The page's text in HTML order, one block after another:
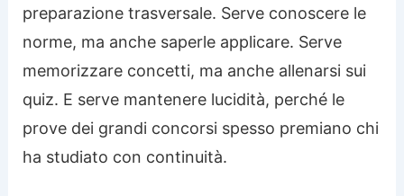
preparazione trasversale. Serve conoscere le
norme, ma anche saperle applicare. Serve
memorizzare concetti, ma anche allenarsi sui
quiz. E serve mantenere lucidità, perché le
prove dei grandi concorsi spesso premiano chi
ha studiato con continuità.